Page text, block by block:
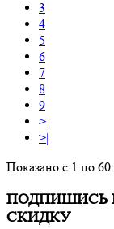
3
4
5
6
7
8
9
>
>|
Показано с 1 по 60
ПОДПИШИСЬ
СКИДКУ